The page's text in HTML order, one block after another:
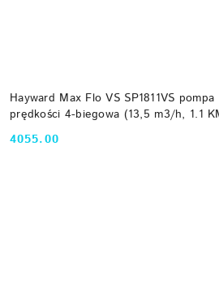
Hayward Max Flo VS SP1811VS
prędkości 4-biegowa (13,5 m3/h, 1.1
Cena:
4055.00